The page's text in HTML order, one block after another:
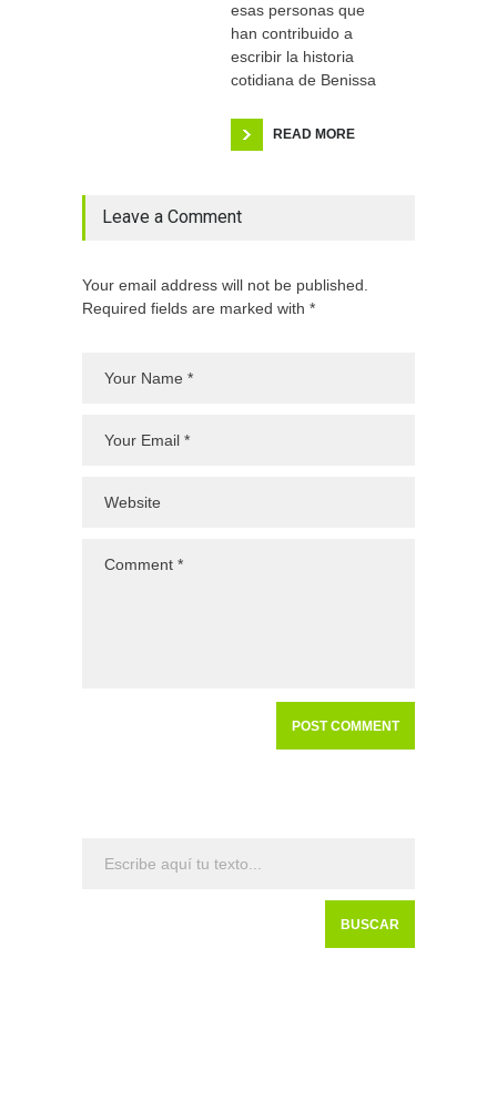
esas personas que
han contribuido a
escribir la historia
cotidiana de Benissa
READ MORE
Leave a Comment
Your email address will not be published.
Required fields are marked with *